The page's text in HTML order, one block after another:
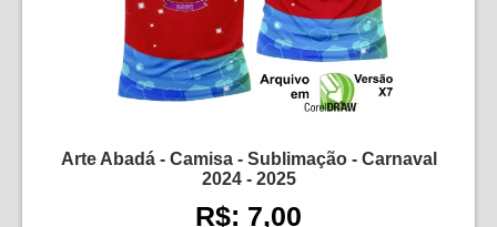
Arte Abadá - Camisa - Sublimação - Carnaval
2024 - 2025
R$: 7,00